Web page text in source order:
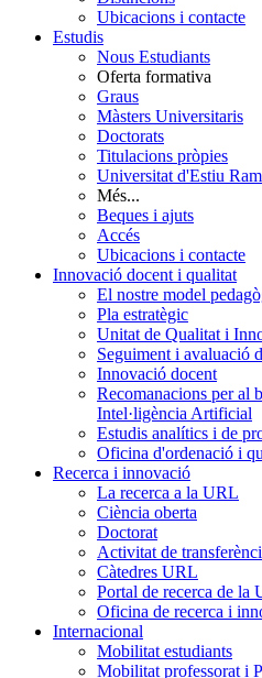
Ubicacions i contacte
Estudis
Nous Estudiants
Oferta formativa
Graus
Màsters Universitaris
Doctorats
Titulacions pròpies
Universitat d'Estiu
Més...
Beques i ajuts
Accés
Ubicacions i contacte
Innovació docent i qualitat
El nostre model
Pla estratègic
Unitat de Qualitat i
Seguiment i avaluació
Innovació docent
Recomanacions per al
Intel·ligència Artificial
Estudis analítics i de
Oficina d'ordenació i
Recerca i innovació
La recerca a la URL
Ciència oberta
Doctorat
Activitat de
Càtedres URL
Portal de recerca de la
Oficina de recerca i
Internacional
Mobilitat estudiants
Mobilitat professorat i